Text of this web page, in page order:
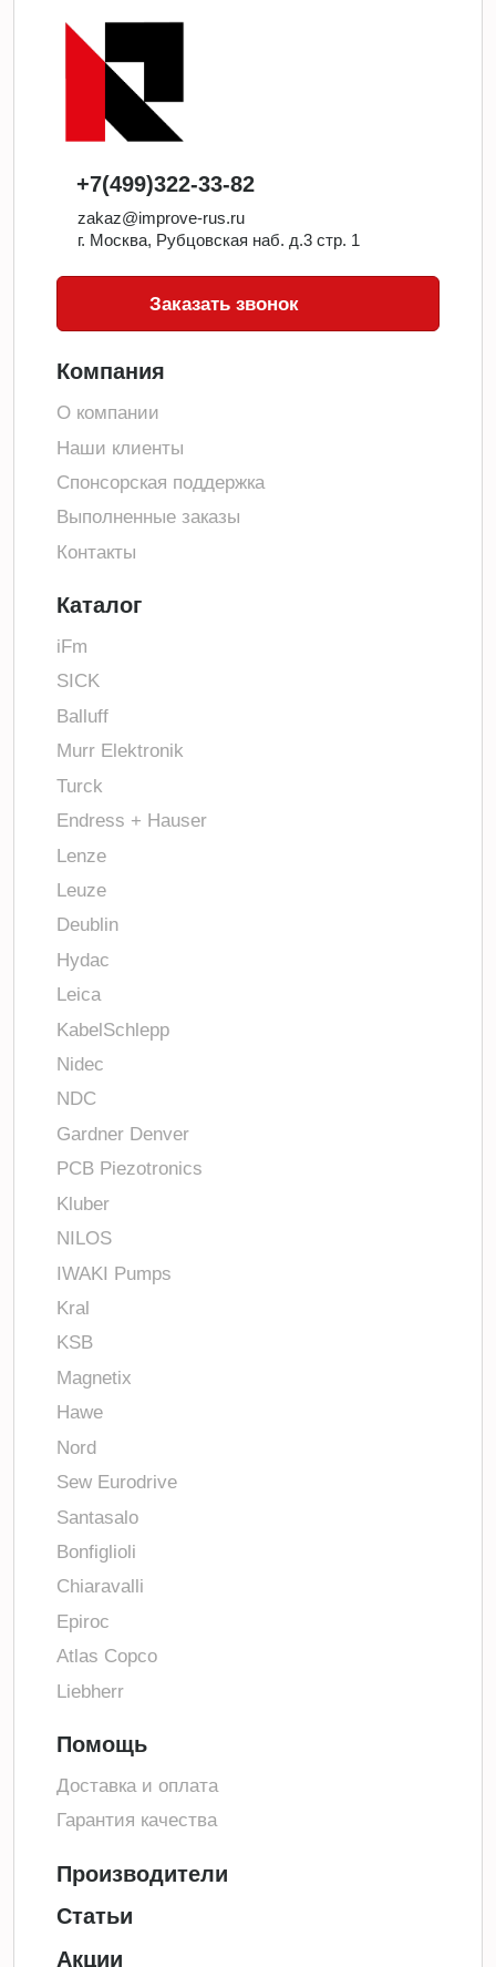
+7(499)322-33-82
zakaz@improve-rus.ru
г. Москва, Рубцовская наб. д.3 стр. 1
Заказать звонок
Компания
О компании
Наши клиенты
Спонсорская поддержка
Выполненные заказы
Контакты
Каталог
iFm
SICK
Balluff
Murr Elektronik
Turck
Endress + Hauser
Lenze
Leuze
Deublin
Hydac
Leica
KabelSchlepp
Nidec
NDC
Gardner Denver
PCB Piezotronics
Kluber
NILOS
IWAKI Pumps
Kral
KSB
Magnetix
Hawe
Nord
Sew Eurodrive
Santasalo
Bonfiglioli
Chiaravalli
Epiroc
Atlas Copco
Liebherr
Помощь
Доставка и оплата
Гарантия качества
Производители
Статьи
Акции